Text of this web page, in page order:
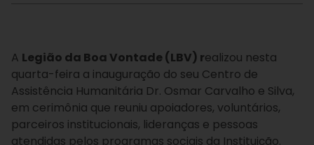
A Legião da Boa Vontade (LBV) realizou nesta
quarta-feira a inauguração do seu Centro de
Assistência Humanitária Dr. Osmar Carvalho e Silva,
em cerimônia que reuniu apoiadores, voluntários,
parceiros institucionais, lideranças e pessoas
atendidas pelos programas sociais da Instituição.